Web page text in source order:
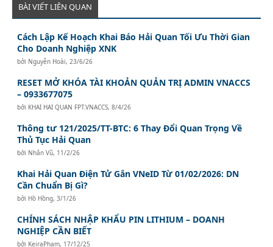
BÀI VIẾT LIÊN QUAN
Cách Lập Kế Hoạch Khai Báo Hải Quan Tối Ưu Thời Gian
Cho Doanh Nghiệp XNK
bởi Nguyễn Hoài, 23/6/26
RESET MỞ KHÓA TÀI KHOẢN QUẢN TRỊ ADMIN VNACCS
– 0933677075
bởi KHAI HAI QUAN FPT.VNACCS,8/4/26
Thông tư 121/2025/TT-BTC: 6 Thay Đổi Quan Trọng Về
Thủ Tục Hải Quan
bởi Nhân Vũ, 11/2/26
Khai Hải Quan Điện Tử Gắn VNeID Từ 01/02/2026: DN
Cần Chuẩn Bị Gì?
bởi Hồ Hồng,3/1/26
CHÍNH SÁCH NHẬP KHẨU PIN LITHIUM – DOANH
NGHIỆP CẦN BIẾT
bởi KeiraPham, 17/12/25